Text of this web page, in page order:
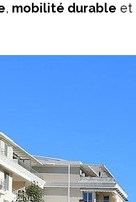
, mobilité durable et